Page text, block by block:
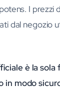
I prezzi
dal negozio
è la sola
in modo